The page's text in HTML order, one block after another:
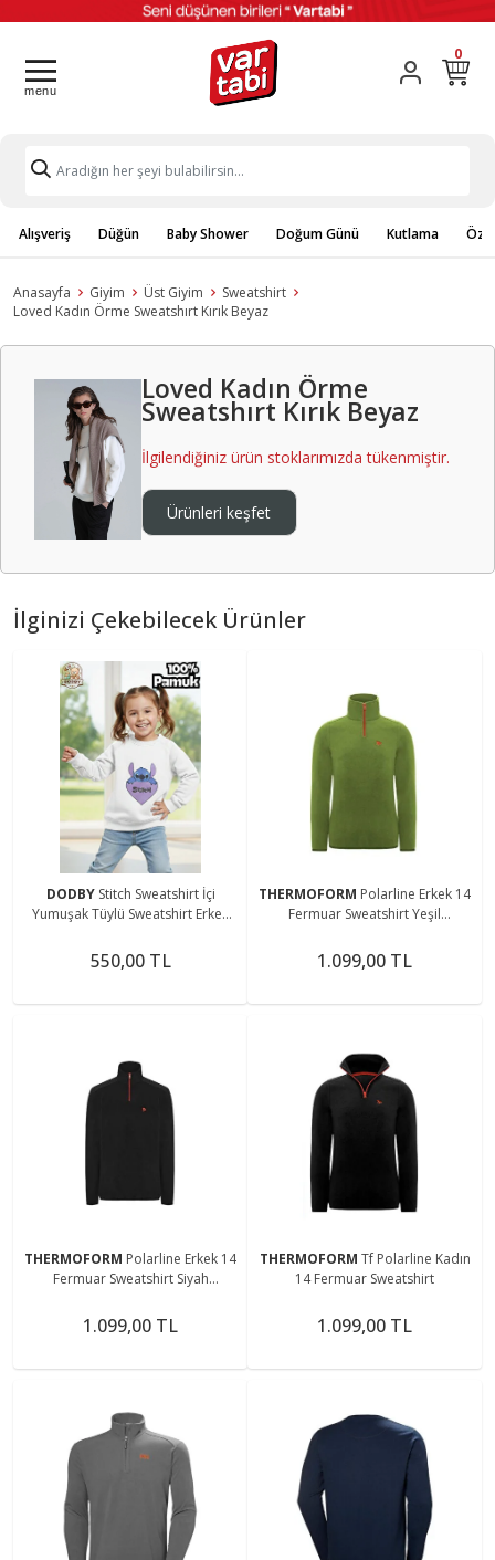
0
Alışveriş Düğün Baby Shower Doğum Günü Kutlama
Anasayfa Giyim Üst Giyim
Sweatshirt
Loved Kadın Örme Sweatshırt Kırık Beyaz
Loved Kadın Örme
Sweatshırt Kırık Beyaz
İlgilendiğiniz ürün stoklarımızda tükenmiştir.
Ürünleri keşfet
İlginizi Çekebilecek Ürünler
DODBY Stitch Sweatshirt İçi
Yumuşak Tüylü Sweatshirt Erkek
Stitch Kıyafet
550,00 TL
THERMOFORM Polarline Erkek 14
Fermuar Sweatshirt Yeşil
1.099,00 TL
THERMOFORM Polarline Erkek 14
Fermuar Sweatshirt Siyah
1.099,00 TL
THERMOFORM Tf Polarline Kadın
14 Fermuar Sweatshirt
1.099,00 TL